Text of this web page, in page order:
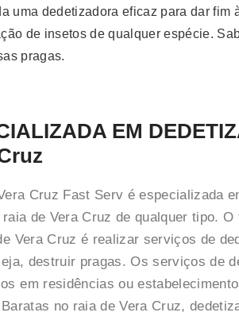
uma dedetizadora eficaz para dar
de insetos de qualquer espécie.
pragas.
EM
Cruz Fast Serv é especializada
de Vera Cruz de qualquer tipo. O
Vera Cruz é realizar serviços de
destruir pragas. Os serviços de
em residências ou
no raia de Vera Cruz,